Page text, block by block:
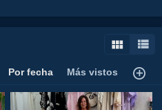
Por fecha Más vistos